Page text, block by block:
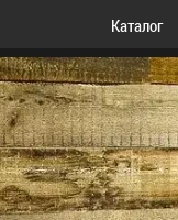
Каталог